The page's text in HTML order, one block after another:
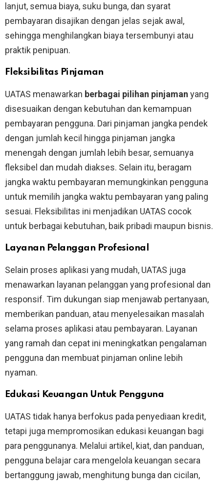
lanjut, semua biaya, suku bunga, dan syarat
pembayaran disajikan dengan jelas sejak awal,
sehingga menghilangkan biaya tersembunyi atau
praktik penipuan.
Fleksibilitas Pinjaman
UATAS menawarkan berbagai pilihan pinjaman yang
disesuaikan dengan kebutuhan dan kemampuan
pembayaran pengguna. Dari pinjaman jangka pendek
dengan jumlah kecil hingga pinjaman jangka
menengah dengan jumlah lebih besar, semuanya
fleksibel dan mudah diakses. Selain itu, beragam
jangka waktu pembayaran memungkinkan pengguna
untuk memilih jangka waktu pembayaran yang paling
sesuai. Fleksibilitas ini menjadikan UATAS cocok
untuk berbagai kebutuhan, baik pribadi maupun bisnis.
Layanan Pelanggan Profesional
Selain proses aplikasi yang mudah, UATAS juga
menawarkan layanan pelanggan yang profesional dan
responsif. Tim dukungan siap menjawab pertanyaan,
memberikan panduan, atau menyelesaikan masalah
selama proses aplikasi atau pembayaran. Layanan
yang ramah dan cepat ini meningkatkan pengalaman
pengguna dan membuat pinjaman online lebih
nyaman.
Edukasi Keuangan Untuk Pengguna
UATAS tidak hanya berfokus pada penyediaan kredit,
tetapi juga mempromosikan edukasi keuangan bagi
para penggunanya. Melalui artikel, kiat, dan panduan,
pengguna belajar cara mengelola keuangan secara
bertanggung jawab, menghitung bunga dan cicilan,